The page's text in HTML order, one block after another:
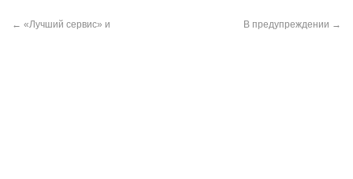
← «Лучший сервис» и В предупреждении →